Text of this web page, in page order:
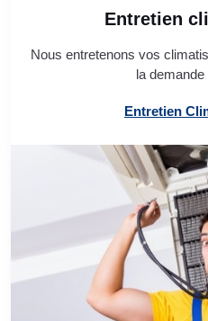
Entretien
Nous entretenons vos
la
Entretien